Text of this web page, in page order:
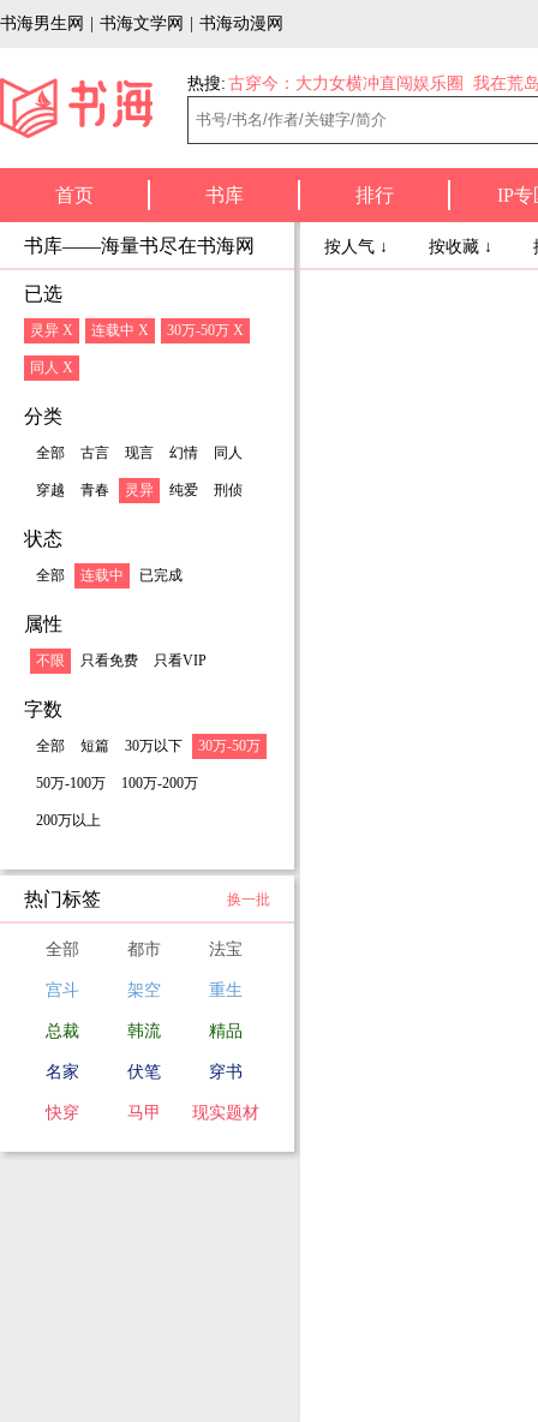
书海男生网 书海文学网 书海动漫网
热搜: 古穿今：大力女横冲直闯娱乐圈 我在荒
首页 书库 排行 IP专
书库——海量书尽在书海网
已选
灵异 X 连载中 X 30万-50万 X
同人 X
分类
全部 古言 现言 幻情 同人
穿越 青春 灵异 纯爱 刑侦
状态
全部 连载中 已完成
属性
不限 只看免费 只看VIP
字数
全部 短篇 30万以下 30万-50万
50万-100万 100万-200万
200万以上
热门标签 换一批
全部 都市 法宝
宫斗 架空 重生
总裁 韩流 精品
名家 伏笔 穿书
快穿 马甲 现实题材
按人气 ↓ 按收藏 ↓